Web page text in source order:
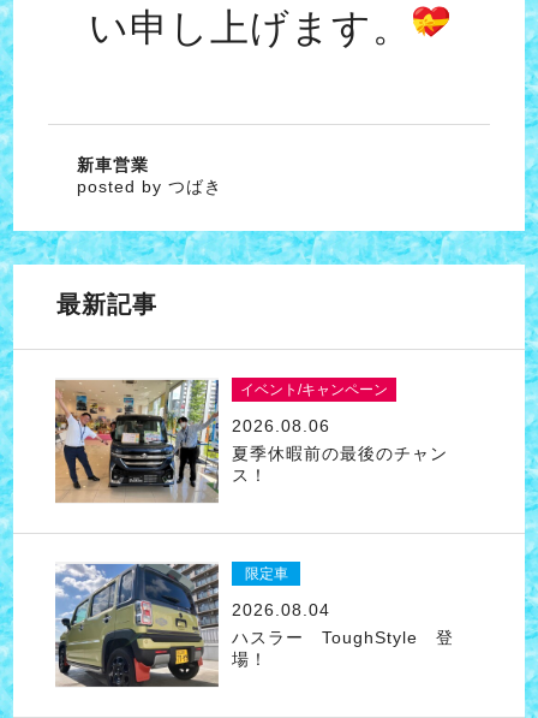
い申し上げます。
新車営業
posted by つばき
最新記事
イベント/キャンペーン
2026.08.06
夏季休暇前の最後のチャン
ス！
限定車
2026.08.04
ハスラー ToughStyle 登
場！